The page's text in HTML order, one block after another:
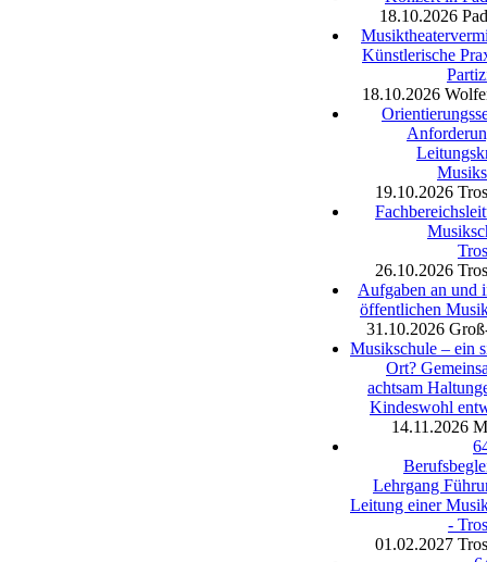
18.10.2026
Künstlerische
18.10.2026
19.10.2026
26.10.2026
Aufgaben an und
öffentlichen
31.10.2026
Musikschule – ein
Ort?
achtsam
Kindeswohl
14.11.2026
Lehrgang
Leitung einer
-
01.02.2027